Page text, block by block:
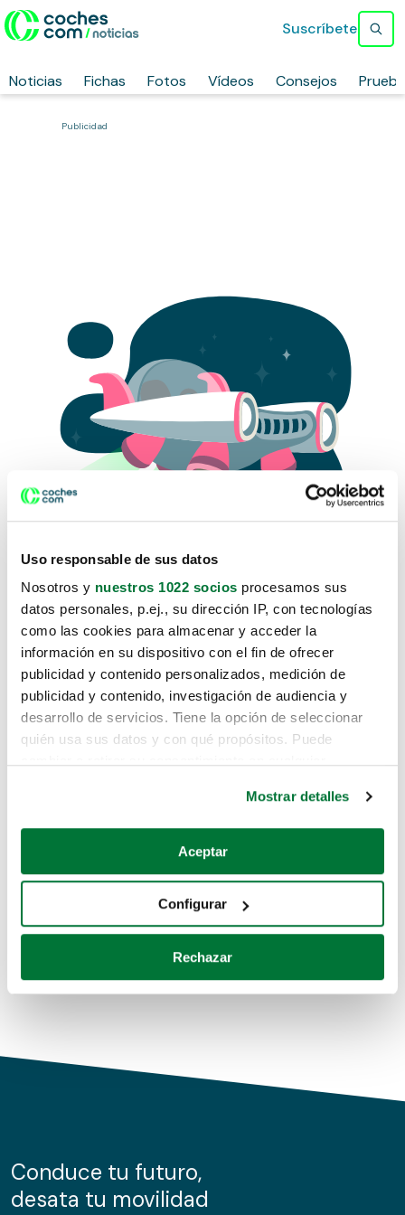
Uso responsable de sus datos
Nosotros y nuestros 1022 socios procesamos sus
datos personales, p.ej., su dirección IP, con tecnologías
como las cookies para almacenar y acceder la
información en su dispositivo con el fin de ofrecer
publicidad y contenido personalizados, medición de
publicidad y contenido, investigación de audiencia y
desarrollo de servicios. Tiene la opción de seleccionar
quién usa sus datos y con qué propósitos. Puede
Si lo permite, también quisiéramos:
Recopilar información sobre su ubicación geográfica
Identificar su dispositivo analizándolo activamente
para buscar características específicas (huellas
Obtenga más información sobre cómo se procesan sus
de cookies.
información sobre el uso que haga del sitio web con
nuestros partners de redes sociales, publicidad y análisis
Mostrar detalles
Aceptar
Configurar
Rechazar
Noticias Fichas Fotos Vídeos Consejos
Suscríbete
Publicidad
Lo sentimos, no sabemos como
te hemos traido hasta aquí.
Pero puedes encontrar el coche que estás
buscando en alguno de estos enlaces:
Coches de segunda mano
Coches de km0
Conduce tu futuro,
desata tu movilidad